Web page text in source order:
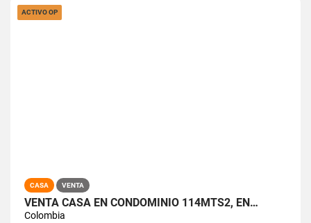
ACTIVO OP
CASA VENTA
VENTA CASA EN CONDOMINIO 114MTS2, EN…
Colombia